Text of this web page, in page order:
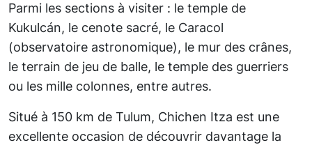
Parmi les sections à visiter : le temple de
Kukulcán, le cenote sacré, le Caracol
(observatoire astronomique), le mur des crânes,
le terrain de jeu de balle, le temple des guerriers
ou les mille colonnes, entre autres.
Situé à 150 km de Tulum, Chichen Itza est une
excellente occasion de découvrir davantage la